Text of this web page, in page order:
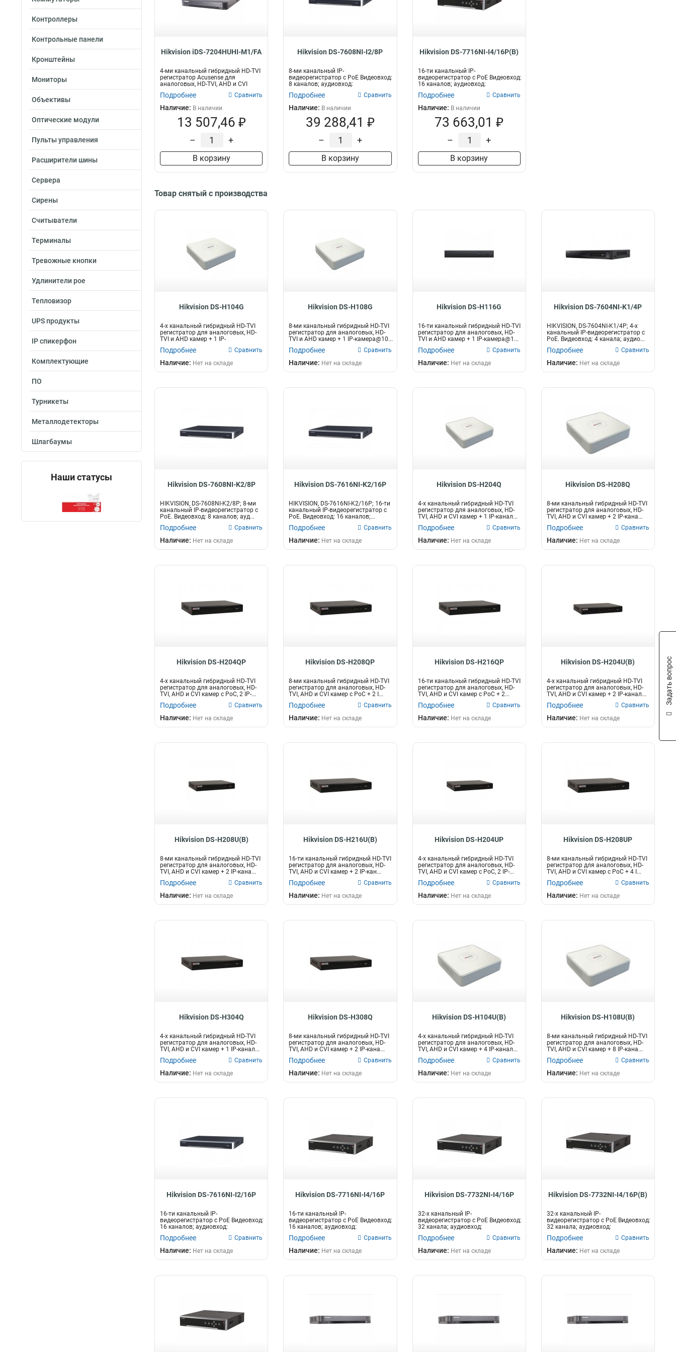
Контроллеры
Контрольные панели
Кронштейны
Мониторы
Объективы
Оптические модули
Пульты управления
Расширители шины
Сервера
Сирены
Считыватели
Терминалы
Тревожные кнопки
Удлинители poe
Тепловизор
UPS продукты
IP спикерфон
Комплектующие
ПО
Турникеты
Металлодетекторы
Шлагбаумы
Наши статусы
5вт 1
50вт
105вт 2
180вт 2
4
75вт 4
65вт 4
6вт 5
58вт
18вт 10
2
60Мбит/с 4
256Мбит/с
Hikvision iDS-7204HUHI-M1/FA
4-ми канальный гибридный HD-TVI
регистратор Acusense для
аналоговых, HD-TVI, AHD и CVI
камер +...
Подробнее Сравнить
Наличие: В наличии
13 507,46 ₽
– +
В корзину
Hikvision DS-7608NI-I2/8P
8-ми канальный IP-
видеорегистратор c PoE Видеовход:
8 каналов; аудиовход:
двустороннее аудио 1...
Подробнее Сравнить
Наличие: В наличии
39 288,41 ₽
– +
В корзину
Hikvision DS-7716NI-I4/16P(B)
16-ти канальный IP-
видеорегистратор c PoE Видеовход:
16 каналов; аудиовход:
двустороннее аудио...
Подробнее Сравнить
Наличие: В наличии
73 663,01 ₽
– +
В корзину
Товар снятый с производства
Hikvision DS-H104G
4-х канальный гибридный HD-TVI
регистратор для аналоговых, HD-
TVI и AHD камер + 1 IP-
камера@720...
Подробнее Сравнить
Наличие: Нет на складе
Hikvision DS-H108G
8-ми канальный гибридный HD-TVI
регистратор для аналоговых, HD-
TVI и AHD камер + 1 IP-камера@10...
Подробнее Сравнить
Наличие: Нет на складе
Hikvision DS-H116G
16-ти канальный гибридный HD-TVI
регистратор для аналоговых, HD-
TVI и AHD камер + 1 IP-камера@1...
Подробнее Сравнить
Наличие: Нет на складе
Hikvision DS-7604NI-K1/4P
HIKVISION, DS-7604NI-K1/4P; 4-х
канальный IP-видеорегистратор c
PoE. Видеовход: 4 канала; аудио...
Подробнее Сравнить
Наличие: Нет на складе
Hikvision DS-7608NI-K2/8P
HIKVISION, DS-7608NI-K2/8P; 8-ми
канальный IP-видеорегистратор с
PoE. Видеовход: 8 каналов; ауд...
Подробнее Сравнить
Наличие: Нет на складе
Hikvision DS-7616NI-K2/16P
HIKVISION, DS-7616NI-K2/16P; 16-ти
канальный IP-видеорегистратор с
PoE. Видеовход: 16 каналов;...
Подробнее Сравнить
Наличие: Нет на складе
Hikvision DS-H204Q
4-х канальный гибридный HD-TVI
регистратор для аналоговых, HD-
TVI, AHD и CVI камер + 1 IP-канал...
Подробнее Сравнить
Наличие: Нет на складе
Hikvision DS-H208Q
8-ми канальный гибридный HD-TVI
регистратор для аналоговых, HD-
TVI, AHD и CVI камер + 2 IP-кана...
Подробнее Сравнить
Наличие: Нет на складе
Hikvision DS-H204QP
4-х канальный гибридный HD-TVI
регистратор для аналоговых, HD-
TVI, AHD и CVI камер с PoC, 2 IP-...
Подробнее Сравнить
Наличие: Нет на складе
Hikvision DS-H208QP
8-ми канальный гибридный HD-TVI
регистратор для аналоговых, HD-
TVI, AHD и CVI камер c PoC + 2 I...
Подробнее Сравнить
Наличие: Нет на складе
Hikvision DS-H216QP
16-ти канальный гибридный HD-TVI
регистратор для аналоговых, HD-
TVI, AHD и CVI камер c PoC + 2...
Подробнее Сравнить
Наличие: Нет на складе
Hikvision DS-H204U(B)
4-х канальный гибридный HD-TVI
регистратор для аналоговых, HD-
TVI, AHD и CVI камер + 2 IP-канал...
Подробнее Сравнить
Наличие: Нет на складе
Hikvision DS-H208U(B)
8-ми канальный гибридный HD-TVI
регистратор для аналоговых, HD-
TVI, AHD и CVI камер + 2 IP-кана...
Подробнее Сравнить
Наличие: Нет на складе
Hikvision DS-H216U(B)
16-ти канальный гибридный HD-TVI
регистратор для аналоговых, HD-
TVI, AHD и CVI камер + 2 IP-кан...
Подробнее Сравнить
Наличие: Нет на складе
Hikvision DS-H204UP
4-х канальный гибридный HD-TVI
регистратор для аналоговых, HD-
TVI, AHD и CVI камер с PoC, 2 IP-...
Подробнее Сравнить
Наличие: Нет на складе
Hikvision DS-H208UP
8-ми канальный гибридный HD-TVI
регистратор для аналоговых, HD-
TVI, AHD и CVI камер c PoC + 4 I...
Подробнее Сравнить
Наличие: Нет на складе
Hikvision DS-H304Q
4-х канальный гибридный HD-TVI
регистратор для аналоговых, HD-
TVI, AHD и CVI камер + 1 IP-канал...
Подробнее Сравнить
Наличие: Нет на складе
Hikvision DS-H308Q
8-ми канальный гибридный HD-TVI
регистратор для аналоговых, HD-
TVI, AHD и CVI камер + 2 IP-кана...
Подробнее Сравнить
Наличие: Нет на складе
Hikvision DS-H104U(B)
4-х канальный гибридный HD-TVI
регистратор для аналоговых, HD-
TVI, AHD и CVI камер + 4 IP-канал...
Подробнее Сравнить
Наличие: Нет на складе
Hikvision DS-H108U(B)
8-ми канальный гибридный HD-TVI
регистратор для аналоговых, HD-
TVI, AHD и CVI камер + 8 IP-кана...
Подробнее Сравнить
Наличие: Нет на складе
Hikvision DS-7616NI-I2/16P
16-ти канальный IP-
видеорегистратор c PoE Видеовход:
16 каналов; аудиовход:
двустороннее аудио...
Подробнее Сравнить
Наличие: Нет на складе
Hikvision DS-7716NI-I4/16P
16-ти канальный IP-
видеорегистратор c PoE Видеовход:
16 каналов; аудиовход:
двустороннее аудио...
Подробнее Сравнить
Наличие: Нет на складе
Hikvision DS-7732NI-I4/16P
32-х канальный IP-
видеорегистратор c PoE Видеовход:
32 канала; аудиовход:
двустороннее аудио 1...
Подробнее Сравнить
Наличие: Нет на складе
Hikvision DS-7732NI-I4/16P(B)
32-х канальный IP-
видеорегистратор c PoE Видеовход:
32 канала; аудиовход:
двустороннее аудио 1...
Подробнее Сравнить
Наличие: Нет на складе
Задать вопрос